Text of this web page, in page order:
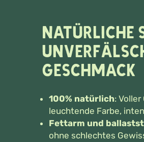
Natürliche
Geschmack
100% natürlich: Voller
leuchtende Farbe,
Fettarm und
ohne schlechtes